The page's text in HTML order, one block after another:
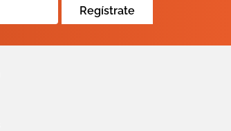
Regístrate